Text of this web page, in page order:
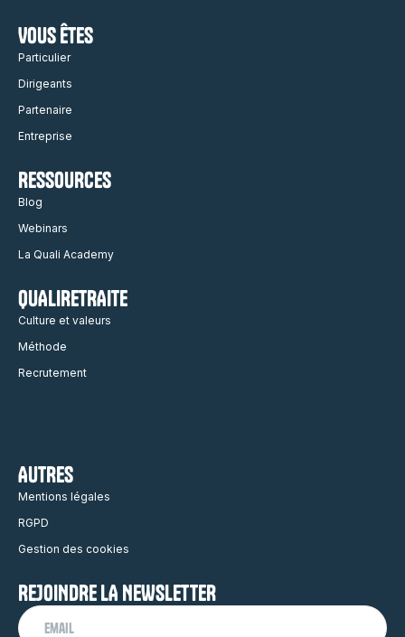
VOUS ÊTES
Particulier
Dirigeants
Partenaire
Entreprise
RESSOURCES
Blog
Webinars
La Quali Academy
QUALIRETRAITE
Culture et valeurs
Méthode
Recrutement
AUTRES
Mentions légales
RGPD
Gestion des cookies
REJOINDRE LA NEWSLETTER